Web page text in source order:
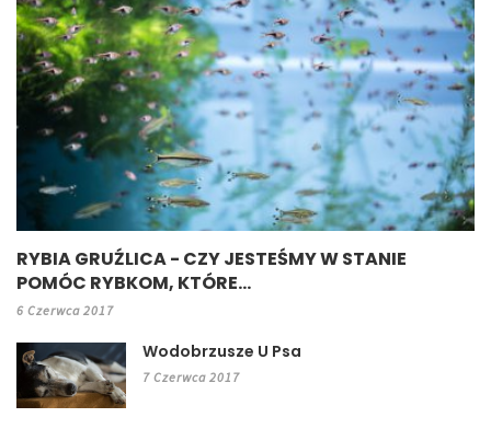
RYBIA GRUŹLICA - CZY JESTEŚMY W STANIE
POMÓC RYBKOM, KTÓRE...
6 Czerwca 2017
Wodobrzusze U Psa
7 Czerwca 2017